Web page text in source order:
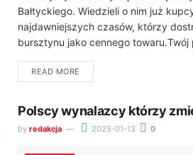
Bałtyckiego. Wiedzieli o nim już
najdawniejszych czasów, którzy
bursztynu jako cennego towaru.Twój
READ MORE
Polscy wynalazcy którzy
by redakcja 2025-01-13 0